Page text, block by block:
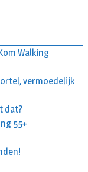
Walking
vermoedelijk
dat?
55+